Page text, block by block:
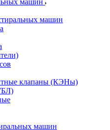
машин
машин
клапаны (КЭНы)
машин